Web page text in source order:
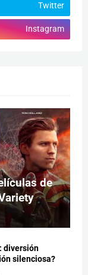
Twitter
Instagram
de
diversión
silenciosa?